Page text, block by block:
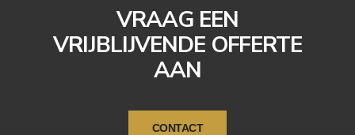
VRAAG EEN
VRIJBLIJVENDE OFFERTE
AAN
CONTACT